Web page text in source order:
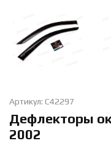
Артикул: C42297
Дефлекторы
2002